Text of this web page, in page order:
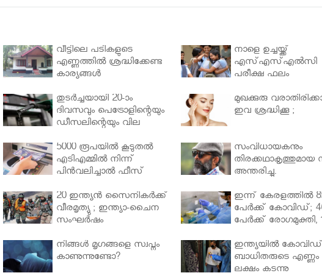
വീട്ടിലെ പടികളുടെ
എണ്ണത്തിൽ ശ്രദ്ധിക്കേണ്ട
കാര്യങ്ങൾ
നാളെ ഉച്ചയ്ക്ക്
എസ്എസ്എല്‍സി
പരീക്ഷ ഫലം
തുടർച്ചയായി 20-ാം
ദിവസവും പെട്രോളിന്റെയും
ഡീസലിന്റെയും വില
മുഖക്കുരു
ഇവ ശ്രദ്ധിക്കൂ ;
5000 രൂപയിൽ കൂടുതൽ
എടിഎമ്മിൽ നിന്ന്
പിൻവലിച്ചാൽ ഫീസ്
സംവിധായകനും
തിരക്കഥാകൃത്തുമായ
അന്തരിച്ചു.
20 ഇന്ത്യൻ സൈനികർക്ക്
വീരമൃത്യു ; ഇന്ത്യാ-ചൈന
സംഘർഷം
ഇന്ന് കേരളത്തിൽ
പേർക്ക് കോവിഡ്;
പേർക്ക് രോഗമുക്തി,
നിങ്ങള്‍ മൃഗങ്ങളെ സ്വപ്നം
കാണുന്നുണ്ടോ?
ഇന്ത്യയിൽ കോവിഡ്
ബാധിതരുടെ എണ്ണം
ലക്ഷം കടന്നു